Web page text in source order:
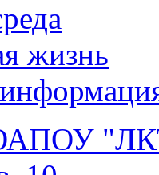
жизнь